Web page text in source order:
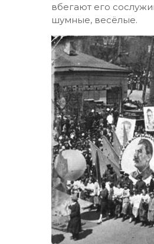
вбегают его
шумные, весёлые.